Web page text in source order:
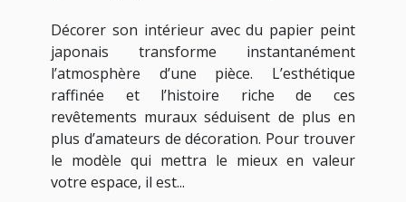
Décorer son intérieur avec du papier peint
japonais transforme instantanément
l’atmosphère d’une pièce. L’esthétique
raffinée et l’histoire riche de ces
revêtements muraux séduisent de plus en
plus d’amateurs de décoration. Pour trouver
le modèle qui mettra le mieux en valeur
votre espace, il est...